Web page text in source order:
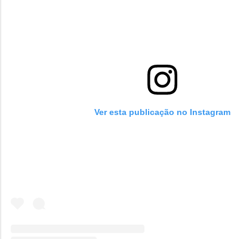
Ver esta publicação no Instagram